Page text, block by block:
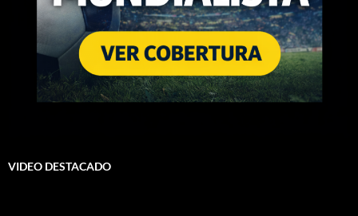
VIDEO DESTACADO